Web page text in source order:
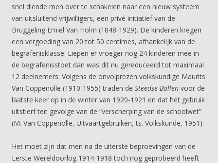
snel diende men over te schakelen naar een nieuw systeem
van uitsluitend vrijwilligers, een privé initiatief van de
Bruggeling Emiel Van Holm (1848-1929). De kinderen kregen
een vergoeding van 20 tot 50 centimes, afhankelijk van de
begrafenisklasse. Liepen er vroeger nog 24 kinderen mee in
de begrafenisstoet dan was dit nu gereduceerd tot maximaal
12 deelnemers. Volgens de onvolprezen volkskundige Maurits
Van Coppenolle (1910-1955) traden de Steedse Bollen voor de
laatste keer op in de winter van 1920-1921 en dat het gebruik
uitstierf ten gevolge van de “verscherping van de schoolwet”
(M. Van Coppenolle, Uitvaartgebruiken, ts. Volkskunde, 1951).
Het moet zijn dat men na de uiterste beproevingen van de
Eerste Wereldoorlog 1914-1918 toch nog geprobeerd heeft